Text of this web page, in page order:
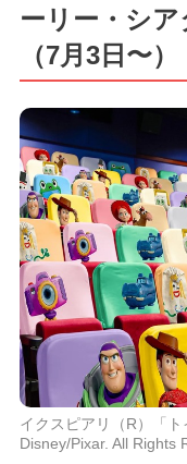
ーリー・シ
（7月3日〜）
イクスピアリ（R）「
Disney/Pixar. All Rights